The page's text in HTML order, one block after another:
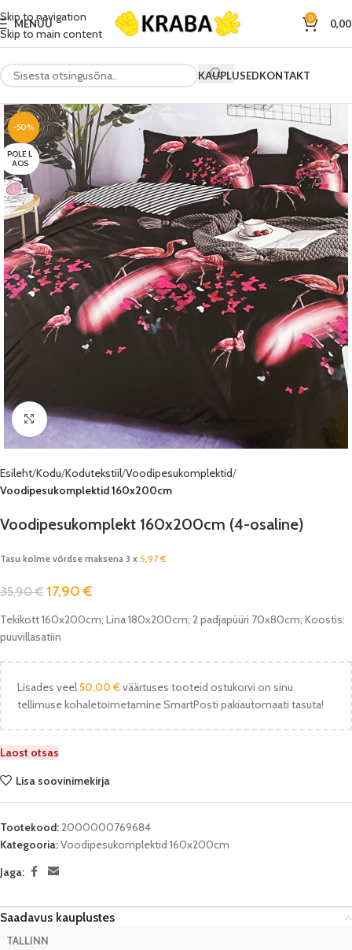
Skip to navigation
Skip to main content
MENÜÜ 0
KAUPLUSEDKONTAKT
-50%
POLE L
AOS
Vaata pilti
Esileht Kodu Kodutekstiil Voodipesukomplektid
Voodipesukomplektid 160x200cm
Voodipesukomplekt 160x200cm (4-osaline)
Tasu kolme võrdse maksena 3 x 5,97€
35,90€ 17,90€
Tekikott 160x200cm; Lina 180x200cm; 2 padjapüüri 70x80cm; Koostis:
puuvillasatiin
Lisades veel50,00 €väärtuses tooteid ostukorvi on sinu
tellimuse kohaletoimetamine SmartPosti pakiautomaati tasuta!
Laost otsas
Lisa soovinimekirja
Tootekood:2000000769684
Kategooria:Voodipesukomplektid 160x200cm
Jaga:
Saadavus kauplustes
TALLINN